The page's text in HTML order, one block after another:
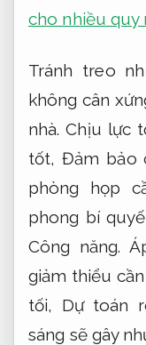
cho nhiều quy
Tránh treo
không cân
nhà. Chịu lực
tốt,Đảm bảo
phòng họp
phong bí
Công năng.
giảm thiểu
tối, Dự toán
sáng sẽ gây